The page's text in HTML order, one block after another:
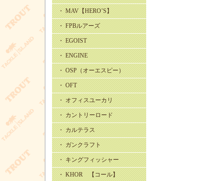
・ MAV【HERO’S】
・ FPBルアーズ
・ EGOIST
・ ENGINE
・ OSP（オーエスピー）
・ OFT
・ オフィスユーカリ
・ カントリーロード
・ カルテラス
・ ガンクラフト
・ キングフィッシャー
・ KHOR 【コール】